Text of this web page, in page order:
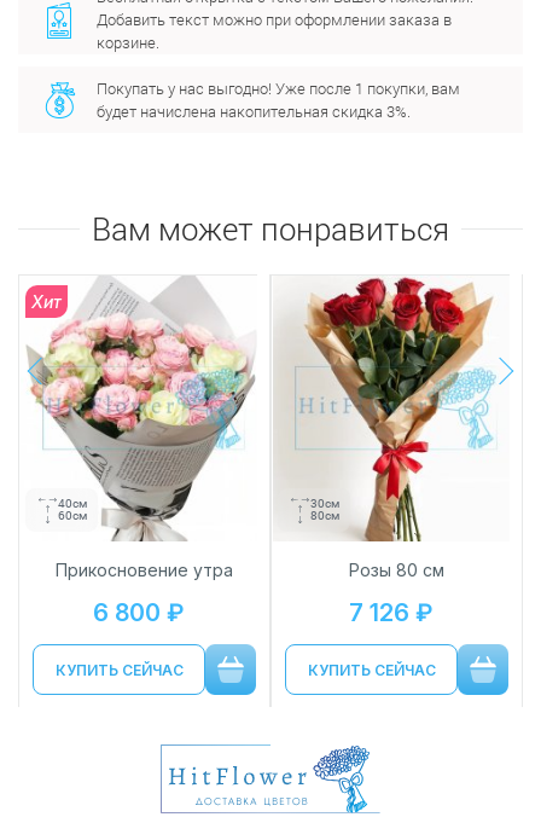
Добавить текст можно при оформлении заказа в
корзине.
Покупать у нас выгодно! Уже после 1 покупки, вам
будет начислена накопительная скидка 3%.
Вам может понравиться
prev next
Хит
40см
60см
Прикосновение утра
6 800 ₽
КУПИТЬ СЕЙЧАС
30см
80см
Розы 80 см
7 126 ₽
КУПИТЬ СЕЙЧАС